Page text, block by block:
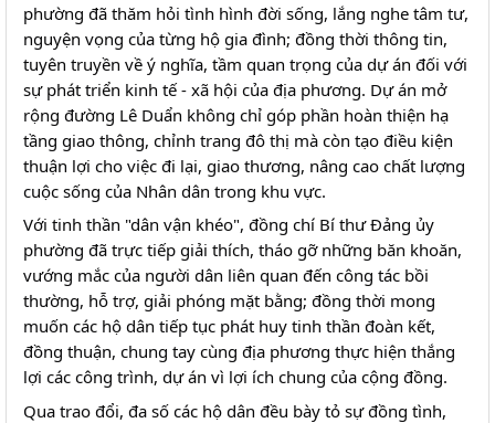
phường đã thăm hỏi tình hình đời sống, lắng nghe tâm tư,
nguyện vọng của từng hộ gia đình; đồng thời thông tin,
tuyên truyền về ý nghĩa, tầm quan trọng của dự án đối với
sự phát triển kinh tế - xã hội của địa phương. Dự án mở
rộng đường Lê Duẩn không chỉ góp phần hoàn thiện hạ
tầng giao thông, chỉnh trang đô thị mà còn tạo điều kiện
thuận lợi cho việc đi lại, giao thương, nâng cao chất lượng
cuộc sống của Nhân dân trong khu vực.
Với tinh thần "dân vận khéo", đồng chí Bí thư Đảng ủy
phường đã trực tiếp giải thích, tháo gỡ những băn khoăn,
vướng mắc của người dân liên quan đến công tác bồi
thường, hỗ trợ, giải phóng mặt bằng; đồng thời mong
muốn các hộ dân tiếp tục phát huy tinh thần đoàn kết,
đồng thuận, chung tay cùng địa phương thực hiện thắng
lợi các công trình, dự án vì lợi ích chung của cộng đồng.
Qua trao đổi, đa số các hộ dân đều bày tỏ sự đồng tình,